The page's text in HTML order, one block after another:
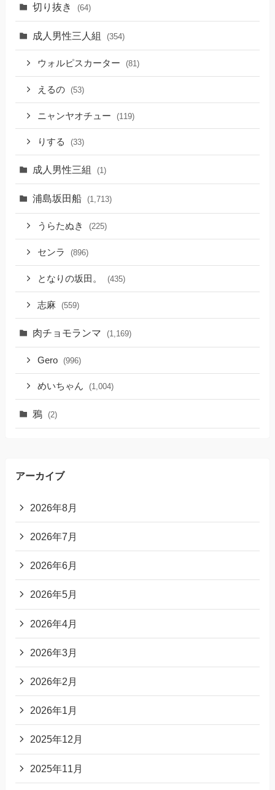
切り抜き (64)
成人男性三人組 (354)
ウォルピスカーター (81)
えるの (53)
ニャンヤオチュー (119)
りする (33)
成人男性三組 (1)
浦島坂田船 (1,713)
うらたぬき (225)
センラ (896)
となりの坂田。 (435)
志麻 (559)
肉チョモランマ (1,169)
Gero (996)
めいちゃん (1,004)
鴉 (2)
アーカイブ
2026年8月
2026年7月
2026年6月
2026年5月
2026年4月
2026年3月
2026年2月
2026年1月
2025年12月
2025年11月